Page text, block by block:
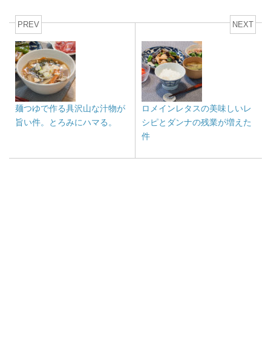
PREV
麺つゆで作る具沢山な汁物が
旨い件。とろみにハマる。
NEXT
ロメインレタスの美味しいレ
シピとダンナの残業が増えた
件